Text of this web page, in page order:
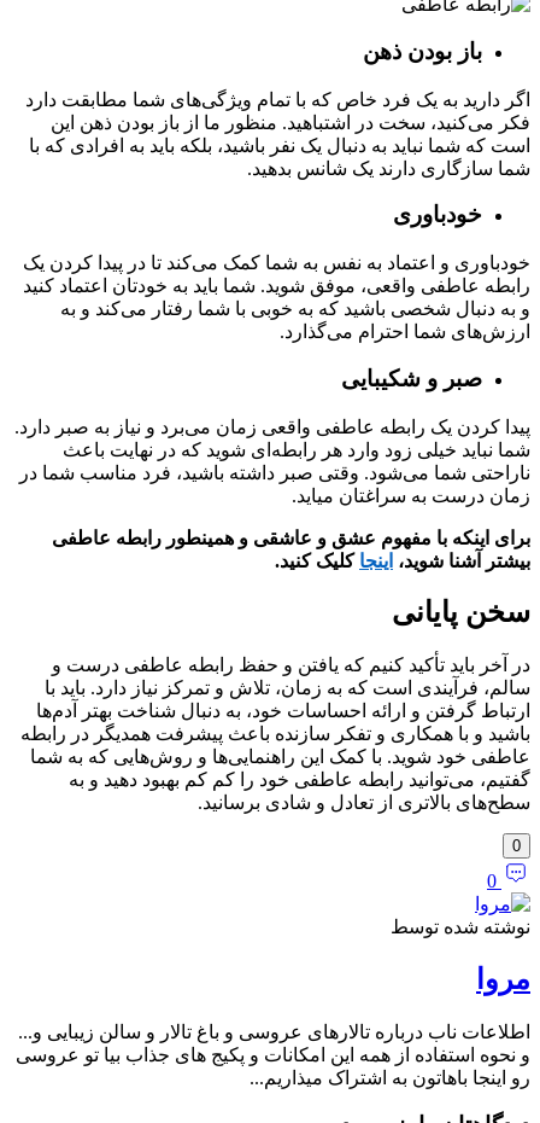
باز بودن ذهن
اگر دارید به یک فرد خاص که با تمام ویژگی‌های شما مطابقت دارد
فکر می‌کنید، سخت در اشتباهید. منظور ما از باز بودن ذهن این
است که شما نباید به دنبال یک نفر باشید، بلکه باید به افرادی که با
شما سازگاری دارند یک شانس بدهید.
خودباوری
خودباوری و اعتماد به نفس به شما کمک می‌کند تا در پیدا کردن یک
رابطه عاطفی واقعی، موفق شوید. شما باید به خودتان اعتماد کنید
و به دنبال شخصی باشید که به خوبی با شما رفتار می‌کند و به
ارزش‌های شما احترام می‌گذارد.
صبر و شکیبایی
پیدا کردن یک رابطه عاطفی واقعی زمان می‌برد و نیاز به صبر دارد.
شما نباید خیلی زود وارد هر رابطه‌ای شوید که در نهایت باعث
ناراحتی شما می‌شود. وقتی صبر داشته باشید، فرد مناسب شما در
زمان درست به سراغتان میاید.
برای اینکه با مفهوم عشق و عاشقی و همینطور رابطه عاطفی
بیشتر آشنا شوید، اینجا کلیک کنید.
سخن پایانی
در آخر باید تأکید کنیم که یافتن و حفظ رابطه عاطفی درست و
سالم، فرآیندی است که به زمان، تلاش و تمرکز نیاز دارد. باید با
ارتباط گرفتن و ارائه احساسات خود، به دنبال شناخت بهتر آدم‌ها
باشید و با همکاری و تفکر سازنده باعث پیشرفت همدیگر در رابطه
عاطفی خود شوید. با کمک این راهنمایی‌ها و روش‌هایی که به شما
گفتیم، می‌توانید رابطه عاطفی خود را کم کم بهبود دهید و به
سطح‌های بالاتری از تعادل و شادی برسانید.
0
0
نوشته شده توسط
مروا
اطلاعات ناب درباره تالارهای عروسی و باغ تالار و سالن زیبایی و...
و نحوه استفاده از همه این امکانات و پکیج های جذاب بیا تو عروسی
رو اینجا باهاتون به اشتراک میذاریم...